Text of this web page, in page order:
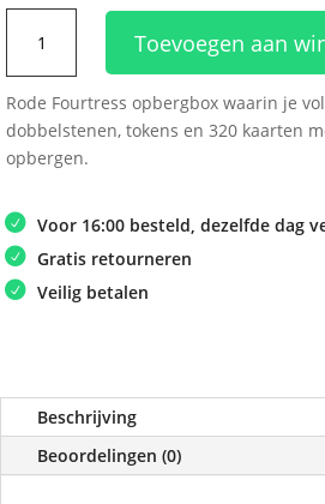
Fourtress
320+
Red
aantal
Toevoegen aan
Rode Fourtress opbergbox waarin je
dobbelstenen, tokens en 320 kaarten
opbergen.
Voor 16:00 besteld, dezelfde dag
Gratis retourneren
Veilig betalen
Beschrijving
Beoordelingen (0)